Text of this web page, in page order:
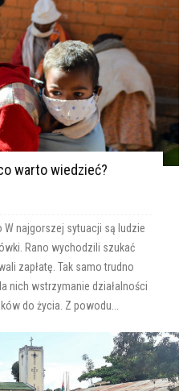
warto wiedzieć?
najgorszej sytuacji są ludzie
Rano wychodzili szukać
zapłatę. Tak samo trudno
nich wstrzymanie działalności
do życia. Z powodu...